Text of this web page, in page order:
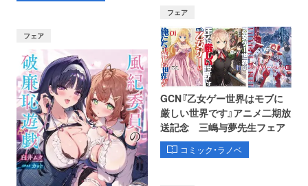
フェア
フェア
GCN『乙女ゲー世界はモブに
厳しい世界です』アニメ二期放
送記念 三嶋与夢先生フェア
コミック・ラノベ